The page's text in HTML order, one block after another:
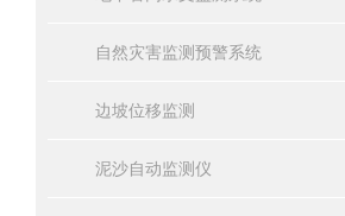
自然灾害监测预警系统
边坡位移监测
泥沙自动监测仪